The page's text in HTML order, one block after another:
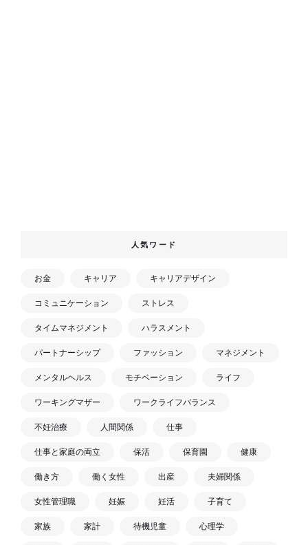
人気ワード
お金 キャリア キャリアデザイン
コミュニケーション ストレス
タイムマネジメント ハラスメント
パートナーシップ ファッション マネジメント
メンタルヘルス モチベーション ライフ
ワーキングマザー ワークライフバランス
不妊治療 人間関係 仕事
仕事と家庭の両立 保活 保育園 健康
働き方 働く女性 出産 夫婦関係
女性管理職 妊娠 妊活 子育て
家族 家計 待機児童 心理学